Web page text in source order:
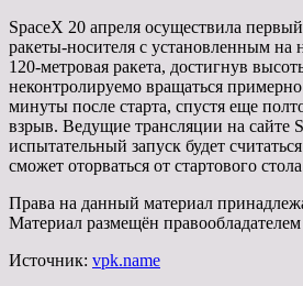
SpaceX 20 апреля осуществила
ракеты-носителя с установленным на
120-метровая ракета, достигнув
неконтролируемо вращаться
минуты после старта, спустя еще
взрыв. Ведущие трансляции на сайте
испытательный запуск будет
сможет оторваться от стартового
Права на данный материал
Материал размещён
Источник: vpk.name